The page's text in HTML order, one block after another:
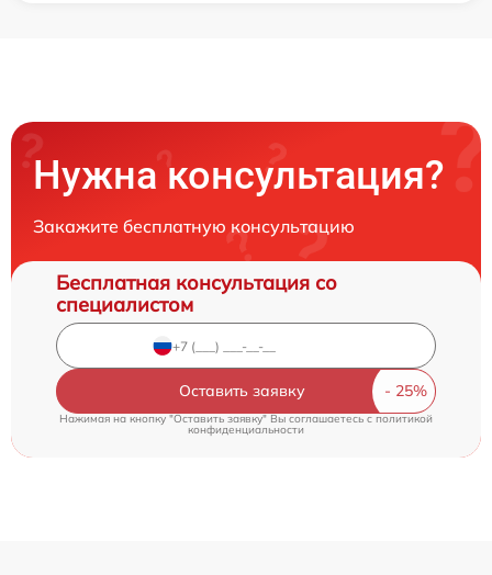
Нужна консультация?
Закажите бесплатную консультацию
Бесплатная консультация со
специалистом
Оставить заявку
Нажимая на кнопку "Оставить заявку" Вы соглашаетесь cполитикой
конфиденциальности